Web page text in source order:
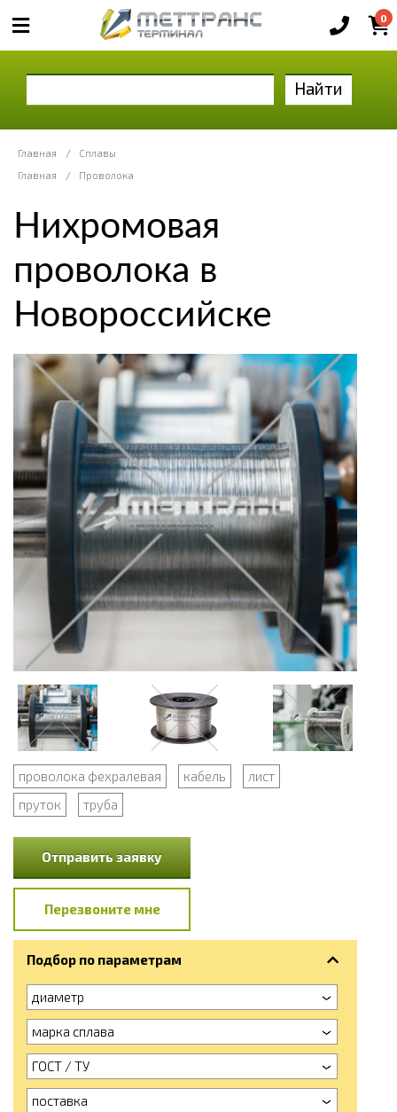
0
Найти
Главная /
Сплавы
Главная
/ Проволока
Нихромовая
проволока в
Новороссийске
проволока фехралевая кабель
лист
пруток
труба
Отправить заявку
Перезвоните мне
Подбор по параметрам
диаметр
марка сплава
ГОСТ / ТУ
поставка